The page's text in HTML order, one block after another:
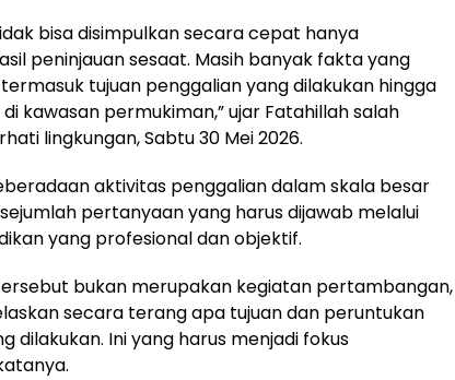
bisa disimpulkan secara cepat hanya
peninjauan sesaat. Masih banyak fakta yang
tujuan penggalian yang dilakukan hingga
kawasan permukiman,” ujar Fatahillah salah
lingkungan, Sabtu 30 Mei 2026.
aktivitas penggalian dalam skala besar
pertanyaan yang harus dijawab melalui
yang profesional dan objektif.
bukan merupakan kegiatan pertambangan,
secara terang apa tujuan dan peruntukan
dilakukan. Ini yang harus menjadi fokus